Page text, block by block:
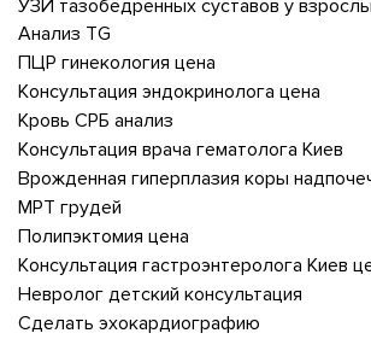
УЗИ тазобедренных суставов у
Анализ TG
ПЦР гинекология цена
Консультация эндокринолога цена
Кровь СРБ анализ
Консультация врача гематолога Киев
Врожденная гиперплазия коры
МРТ грудей
Полипэктомия цена
Консультация гастроэнтеролога Киев
Невролог детский консультация
Сделать эхокардиографию